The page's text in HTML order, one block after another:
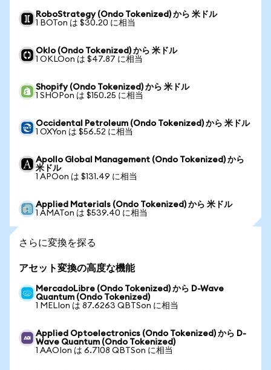
RoboStrategy (Ondo Tokenized) から 米ドル
1 BOTon は $30.20 に相当
Oklo (Ondo Tokenized) から 米ドル
1 OKLOon は $47.87 に相当
Shopify (Ondo Tokenized) から 米ドル
1 SHOPon は $150.25 に相当
Occidental Petroleum (Ondo Tokenized) から 米ドル
1 OXYon は $56.52 に相当
Apollo Global Management (Ondo Tokenized) から
米ドル
1 APOon は $131.49 に相当
Applied Materials (Ondo Tokenized) から 米ドル
1 AMATon は $539.40 に相当
さらに変換を探る
アセット変換の高度な機能
MercadoLibre (Ondo Tokenized) から D-Wave
Quantum (Ondo Tokenized)
1 MELIon は 87.6263 QBTSon に相当
Applied Optoelectronics (Ondo Tokenized) から D-
Wave Quantum (Ondo Tokenized)
1 AAOIon は 6.7108 QBTSon に相当